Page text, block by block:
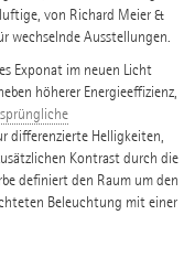
von Richard Meier &
wechselnde Ausstellungen.
Exponat im neuen Licht
höherer Energieeffizienz,
differenzierte Helligkeiten,
Kontrast durch die
definiert den Raum um den
Beleuchtung mit einer